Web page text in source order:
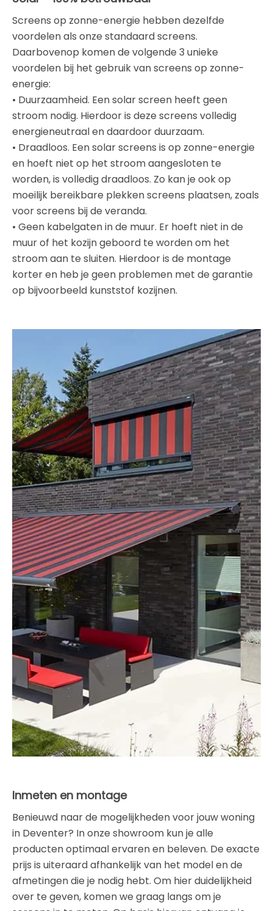
Screens op zonne-energie hebben dezelfde
voordelen als onze standaard screens.
Daarbovenop komen de volgende 3 unieke
voordelen bij het gebruik van screens op zonne-
energie:
• Duurzaamheid. Een solar screen heeft geen
stroom nodig. Hierdoor is deze screens volledig
energieneutraal en daardoor duurzaam.
• Draadloos. Een solar screens is op zonne-energie
en hoeft niet op het stroom aangesloten te
worden, is volledig draadloos. Zo kan je ook op
moeilijk bereikbare plekken screens plaatsen, zoals
voor screens bij de veranda.
• Geen kabelgaten in de muur. Er hoeft niet in de
muur of het kozijn geboord te worden om het
stroom aan te sluiten. Hierdoor is de montage
korter en heb je geen problemen met de garantie
op bijvoorbeeld kunststof kozijnen.
Inmeten en montage
Benieuwd naar de mogelijkheden voor jouw woning
in Deventer? In onze showroom kun je alle
producten optimaal ervaren en beleven. De exacte
prijs is uiteraard afhankelijk van het model en de
afmetingen die je nodig hebt. Om hier duidelijkheid
over te geven, komen we graag langs om je